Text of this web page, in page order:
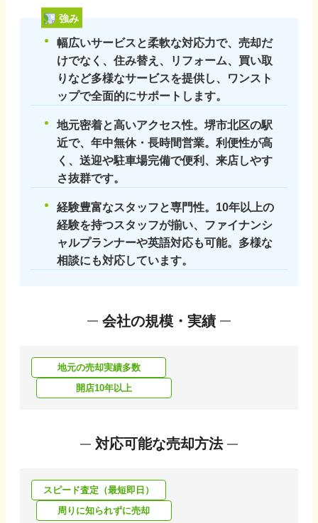
強み
幅広いサービスと柔軟な対応力で、売却だ
けでなく、住み替え、リフォーム、買い取
りなど多様なサービスを提供し、ワンスト
ップで全面的にサポートします。
地元密着と高いアクセス性。堺市北区の駅
近で、年中無休・長時間営業。利便性が高
く、送迎や駐車場完備で便利、来店しやす
さ抜群です。
経験豊富なスタッフと専門性。10年以上の
経験を持つスタッフが揃い、ファイナンシ
ャルプランナーや英語対応も可能。多様な
相談にも対応しています。
会社の規模・実績
地元の売却実績多数
開店10年以上
対応可能な売却方法
スピード査定（最短即日）
周りに知られずに売却